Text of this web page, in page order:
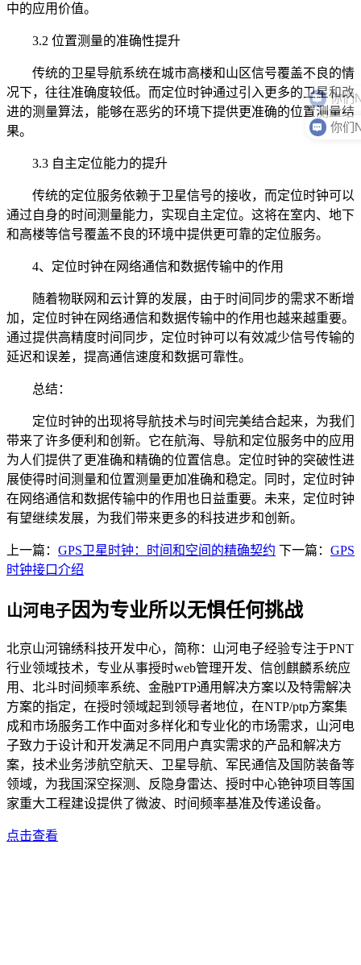
中的应用价值。
3.2 位置测量的准确性提升
传统的卫星导航系统在城市高楼和山区信号覆盖不良的情
况下，往往准确度较低。而定位时钟通过引入更多的卫星和改
进的测量算法，能够在恶劣的环境下提供更准确的位置测量结
果。
3.3 自主定位能力的提升
传统的定位服务依赖于卫星信号的接收，而定位时钟可以
通过自身的时间测量能力，实现自主定位。这将在室内、地下
和高楼等信号覆盖不良的环境中提供更可靠的定位服务。
4、定位时钟在网络通信和数据传输中的作用
随着物联网和云计算的发展，由于时间同步的需求不断增
加，定位时钟在网络通信和数据传输中的作用也越来越重要。
通过提供高精度时间同步，定位时钟可以有效减少信号传输的
延迟和误差，提高通信速度和数据可靠性。
总结：
定位时钟的出现将导航技术与时间完美结合起来，为我们
带来了许多便利和创新。它在航海、导航和定位服务中的应用
为人们提供了更准确和精确的位置信息。定位时钟的突破性进
展使得时间测量和位置测量更加准确和稳定。同时，定位时钟
在网络通信和数据传输中的作用也日益重要。未来，定位时钟
有望继续发展，为我们带来更多的科技进步和创新。
上一篇： GPS卫星时钟：时间和空间的精确契约 下一篇： GPS
时钟接口介绍
山河电子因为专业所以无惧任何挑战
北京山河锦绣科技开发中心，简称：山河电子经验专注于PNT
行业领域技术，专业从事授时web管理开发、信创麒麟系统应
用、北斗时间频率系统、金融PTP通用解决方案以及特需解决
方案的指定，在授时领域起到领导者地位，在NTP/ptp方案集
成和市场服务工作中面对多样化和专业化的市场需求，山河电
子致力于设计和开发满足不同用户真实需求的产品和解决方
案，技术业务涉航空航天、卫星导航、军民通信及国防装备等
领域，为我国深空探测、反隐身雷达、授时中心铯钟项目等国
家重大工程建设提供了微波、时间频率基准及传递设备。
点击查看